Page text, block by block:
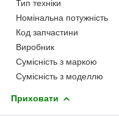
Тип техніки
Номінальна потужність
Код запчастини
Виробник
Сумісність з маркою
Сумісність з моделлю
Приховати